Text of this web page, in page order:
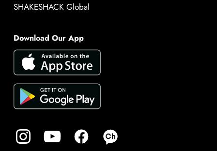
SHAKESHACK Global
Download Our App